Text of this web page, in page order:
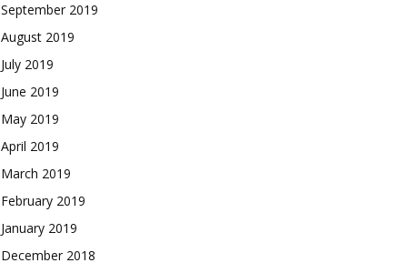
September 2019
August 2019
July 2019
June 2019
May 2019
April 2019
March 2019
February 2019
January 2019
December 2018